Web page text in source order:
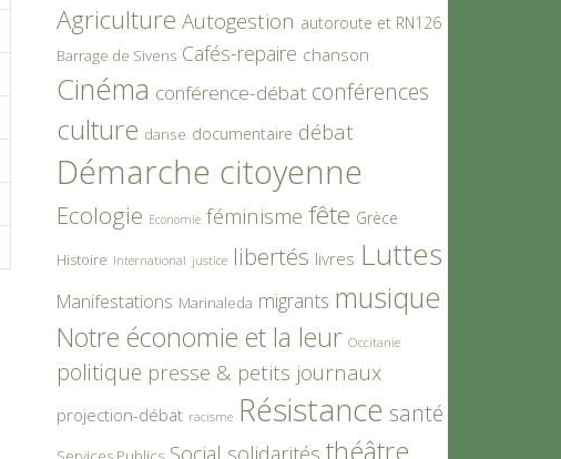
Agriculture Autogestion autoroute et RN126
Barrage de Sivens Cafés-repaire chanson
Cinéma conférence-débat conférences
culture danse documentaire débat
Démarche citoyenne
Ecologie Economie féminisme fête Grèce
Histoire International justice libertés livres Luttes
Manifestations Marinaleda migrants musique
Notre économie et la leur Occitanie
politique presse & petits journaux
projection-débat racisme Résistance santé
Social solidarités théâtre